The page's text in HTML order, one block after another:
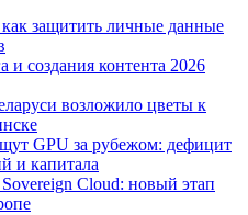
как защитить личные данные
создания контента 2026
возложило цветы к
GPU за рубежом: дефицит
и капитала
Cloud: новый этап